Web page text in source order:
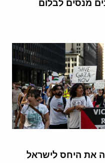
מנסים לבלום
את היחס לישראל